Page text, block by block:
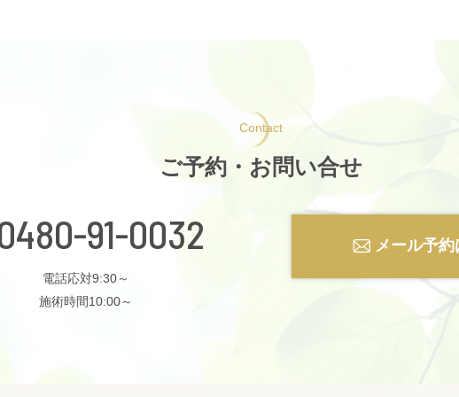
Contact
ご予約・お問い合せ
91-0032
電話応対9:30～
施術時間10:00～
メール予